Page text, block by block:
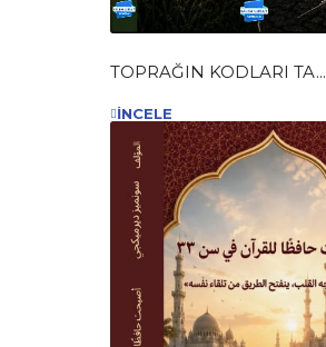
TOPRAĞIN KODLARI TA...
İNCELE